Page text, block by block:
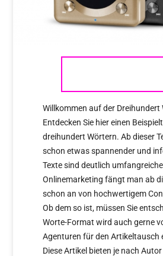
Willkommen auf der Dreihundert
Entdecken Sie hier einen
dreihundert Wörtern. Ab dieser
schon etwas spannender und
Texte sind deutlich
Onlinemarketing fängt man ab
schon an von hochwertigem
Ob dem so ist, müssen Sie
Worte-Format wird auch gerne
Agenturen für den Artikeltausch
Diese Artikel bieten je nach